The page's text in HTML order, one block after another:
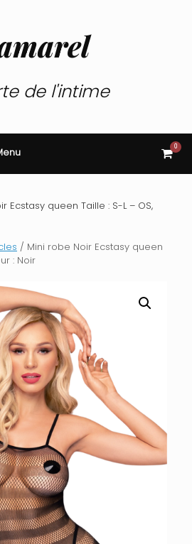
de l'intime
View
cart
0
Ecstasy queen Taille : S-L – OS,
/ Mini robe Noir Ecstasy queen
: Noir